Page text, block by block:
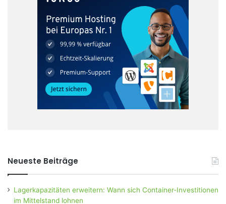
Neueste Beiträge
Lagerkapazitäten erweitern: Wann sich Container-Investitionen
im Mittelstand lohnen